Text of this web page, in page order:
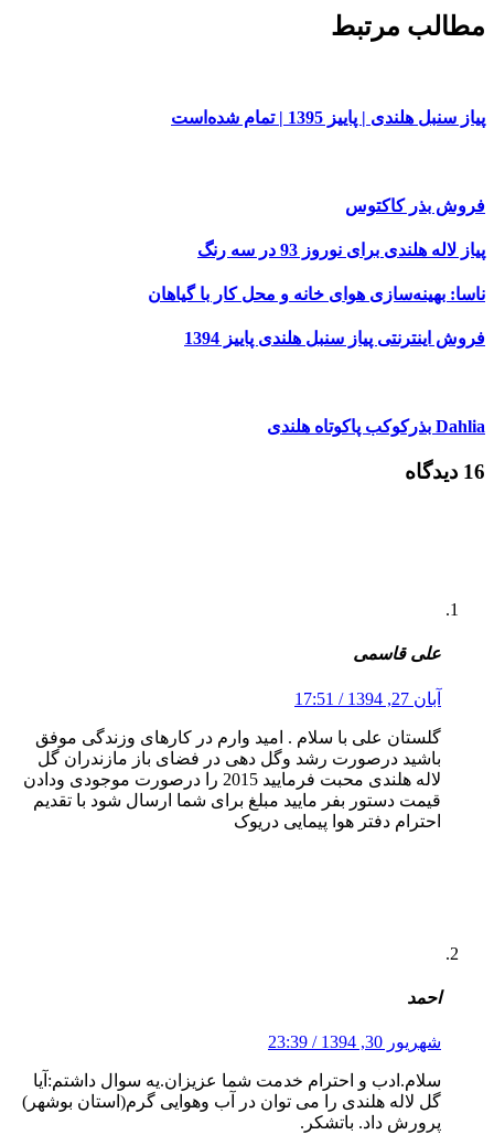
مطالب مرتبط
پیاز سنبل هلندی | پاییز 1395 | تمام شده‌است
فروش بذر کاکتوس
پیاز لاله هلندی برای نوروز 93 در سه رنگ
ناسا: بهینه‌سازی هوای خانه و محل کار با گیاهان
فروش اینترنتی پیاز سنبل هلندی پاییز 1394
Dahlia بذرکوکب پاکوتاه هلندی
16 دیدگاه
علی قاسمی
آبان 27, 1394 / 17:51
گلستان علی با سلام . امید وارم در کارهای وزندگی موفق
باشید درصورت رشد وگل دهی در فضای باز مازندران گل
لاله هلندی محبت فرمایید 2015 را درصورت موجودی ودادن
قیمت دستور بفر مایید مبلغ برای شما ارسال شود با تقدیم
احترام دفتر هوا پیمایی دریوک
احمد
شهریور 30, 1394 / 23:39
سلام.ادب و احترام خدمت شما عزیزان.یه سوال داشتم:آیا
گل لاله هلندی را می توان در آب وهوایی گرم(استان بوشهر)
پرورش داد. باتشکر.